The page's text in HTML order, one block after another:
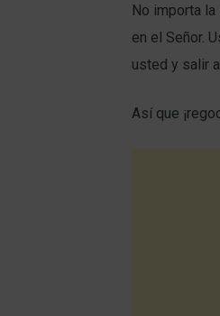
No importa
en el Señor.
usted y salir
Así que